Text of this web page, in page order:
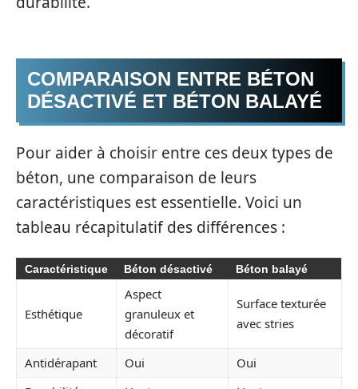
COMPARAISON ENTRE BÉTON
DÉSACTIVÉ ET BÉTON BALAYÉ
Pour aider à choisir entre ces deux types de
béton, une comparaison de leurs
caractéristiques est essentielle. Voici un
tableau récapitulatif des différences :
Caractéristique Béton désactivé Béton balayé
Esthétique
Aspect
granuleux et
décoratif
Surface texturée
avec stries
Antidérapant Oui
Oui